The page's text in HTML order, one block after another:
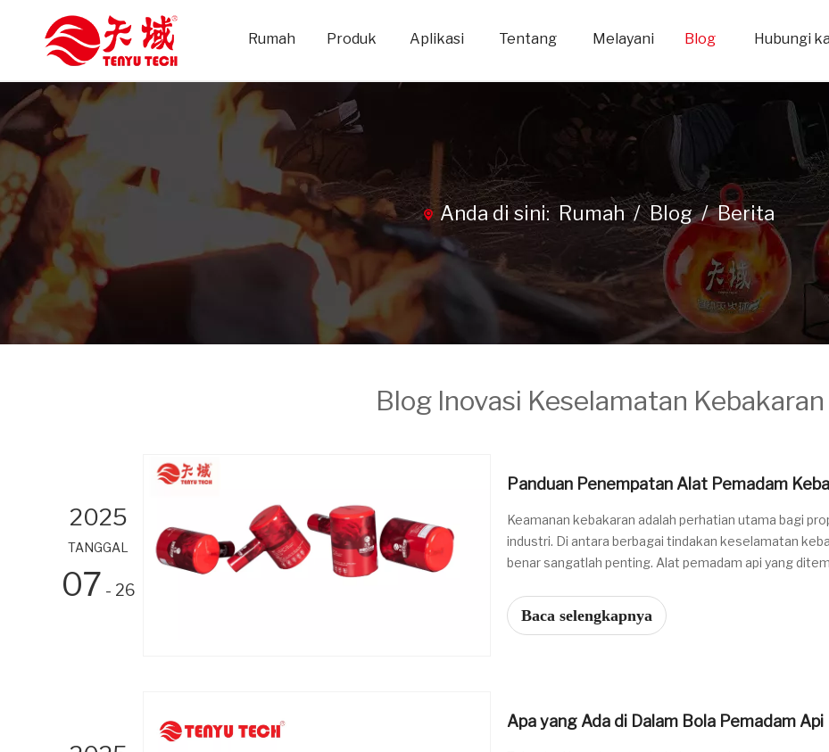
Rumah Produk Aplikasi Tentang Melayani Blog Hubungi
Anda di sini: Rumah /Blog /Berita
Blog Inovasi Keselamatan Kebakaran
2025
TANGGAL
07 - 26
Panduan Penempatan Alat Pemadam
Keamanan kebakaran adalah perhatian utama bagi
industri. Di antara berbagai tindakan keselamatan
benar sangatlah penting. Alat pemadam api yang
Baca selengkapnya
Apa yang Ada di Dalam Bola Pemadam Api